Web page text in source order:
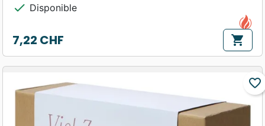
check Disponible
Prix
7,22 CHF shopping_cart
favorite_border